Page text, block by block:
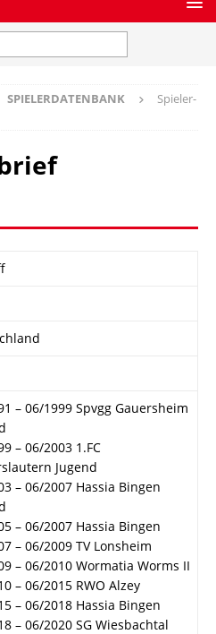
SPIELERDATENBANK
Spieler-
– 06/1999 Spvgg Gauersheim
– 06/2003 1.FC
Jugend
– 06/2007 Hassia Bingen
– 06/2007 Hassia Bingen
– 06/2009 TV Lonsheim
– 06/2010 Wormatia Worms II
– 06/2015 RWO Alzey
– 06/2018 Hassia Bingen
– 06/2020 SG Wiesbachtal